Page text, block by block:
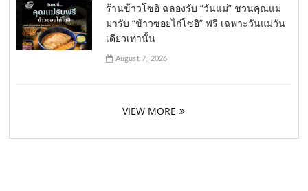
ร้านข้าวโซอิ ฉลองรับ “วันแม่” ชวนคุณแม่
มารับ “ข้าวซอยไก่โซอิ” ฟรี เฉพาะวันแม่วัน
เดียวเท่านั้น
August 7, 2026
VIEW MORE